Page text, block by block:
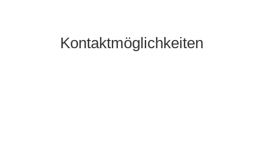
Kontaktmöglichkeiten